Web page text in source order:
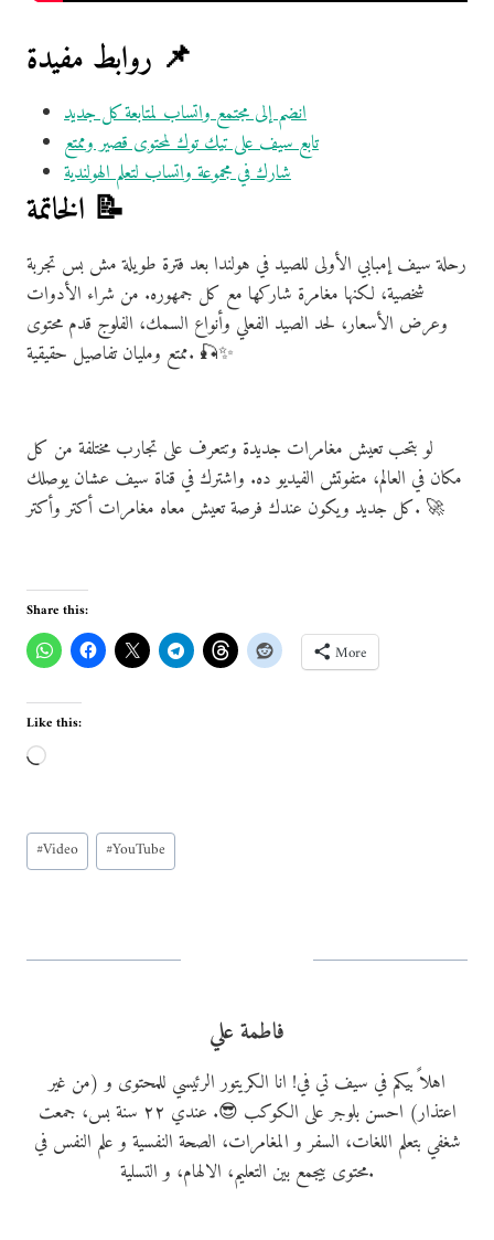
روابط مفيدة 📌
انضم إلى مجتمع واتساب لمتابعة كل جديد
تابع سيف على تيك توك لمحتوى قصير وممتع
شارك في مجموعة واتساب لتعلم الهولندية
الخاتمة 📝
رحلة سيف إمبابي الأولى للصيد في هولندا بعد فترة طويلة مش بس تجربة
شخصية، لكنها مغامرة شاركها مع كل جمهوره. من شراء الأدوات
وعرض الأسعار، لحد الصيد الفعلي وأنواع السمك، الفلوج قدم محتوى
ممتع ومليان تفاصيل حقيقية. 🎣✨
لو بتحب تعيش مغامرات جديدة وتتعرف على تجارب مختلفة من كل
مكان في العالم، متفوتش الفيديو ده. واشترك في قناة سيف عشان يوصلك
كل جديد ويكون عندك فرصة تعيش معاه مغامرات أكتر وأكتر. 🚀
Share this:
More
Like this:
L
d
i
…
Post
Tags:
#Video #YouTube
فاطمة علي
اهلاً بيكم في سيف تي في! انا الكريتور الرئيسي للمحتوى و (من غير
اعتذار) احسن بلوجر على الكوكب 😎. عندي ٢٢ سنة بس، جمعت
شغفي بتعلم اللغات، السفر و المغامرات، الصحة النفسية و علم النفس في
محتوى بيجمع بين التعليم، الالهام، و التسلية.